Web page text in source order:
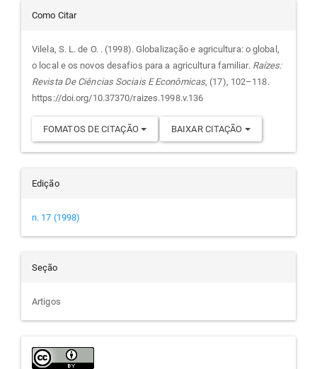
principal
Detalhes
do
artigo
Como Citar
Vilela, S. L. de O. . (1998). Globalização e agricultura: o global,
o local e os novos desafios para a agricultura familiar. Raízes:
Revista De Ciências Sociais E Econômicas, (17), 102–118.
https://doi.org/10.37370/raizes.1998.v.136
FOMATOS DE CITAÇÃO BAIXAR CITAÇÃO
Edição
n. 17 (1998)
Seção
Artigos